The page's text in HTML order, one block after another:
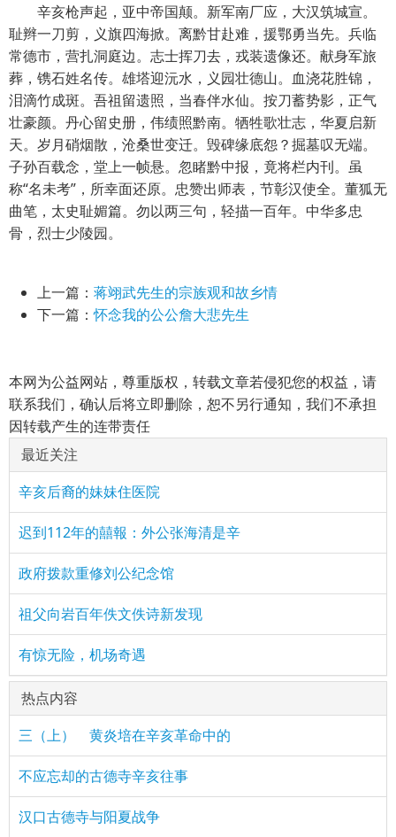
辛亥枪声起，亚中帝国颠。新军南厂应，大汉筑城宣。
耻辫一刀剪，义旗四海掀。离黔甘赴难，援鄂勇当先。兵临
常德市，营扎洞庭边。志士挥刀去，戎装遗像还。献身军旅
葬，镌石姓名传。雄塔迎沅水，义园壮德山。血浇花胜锦，
泪滴竹成斑。吾祖留遗照，当春伴水仙。按刀蓄势影，正气
壮豪颜。丹心留史册，伟绩照黔南。牺牲歌壮志，华夏启新
天。岁月硝烟散，沧桑世变迁。毁碑缘底怨？掘墓叹无端。
子孙百载念，堂上一帧悬。忽睹黔中报，竟将栏内刊。虽
称“名未考”，所幸面还原。忠赞出师表，节彰汉使全。董狐无
曲笔，太史耻媚篇。勿以两三句，轻描一百年。中华多忠
骨，烈士少陵园。
上一篇： 蒋翊武先生的宗族观和故乡情
下一篇：怀念我的公公詹大悲先生
本网为公益网站，尊重版权，转载文章若侵犯您的权益，请
联系我们，确认后将立即删除，恕不另行通知，我们不承担
因转载产生的连带责任
最近关注
辛亥后裔的妹妹住医院
迟到112年的囍報：外公张海清是辛
政府拨款重修刘公纪念馆
祖父向岩百年佚文佚诗新发现
有惊无险，机场奇遇
热点内容
三（上） 黄炎培在辛亥革命中的
不应忘却的古德寺辛亥往事
汉口古德寺与阳夏战争